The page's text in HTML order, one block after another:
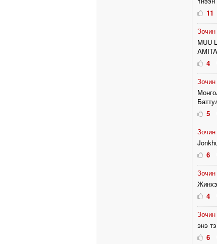
11
Зочин
MUU
4
Зочин
5
Зочин
6
Зочин
4
Зочин
энэ
6